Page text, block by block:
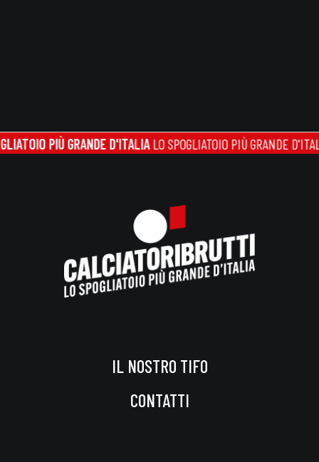
PIÙ GRANDE D'ITALIALO SPOGLIATOIO PIÙ GRANDE D'ITALIALO
IL NOSTRO TIFO
CONTATTI